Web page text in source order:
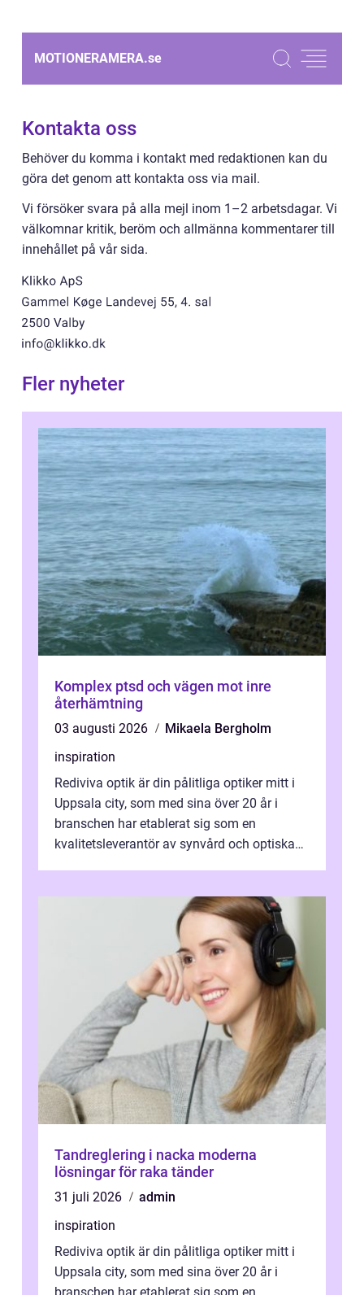
MOTIONERAMERA.se
Kontakta oss
Behöver du komma i kontakt med redaktionen kan du
göra det genom att kontakta oss via mail.
Vi försöker svara på alla mejl inom 1–2 arbetsdagar. Vi
välkomnar kritik, beröm och allmänna kommentarer till
innehållet på vår sida.
Fler nyheter
Komplex ptsd och vägen mot inre
återhämtning
03 augusti 2026
Mikaela Bergholm
inspiration
Rediviva optik är din pålitliga optiker mitt i
Uppsala city, som med sina över 20 år i
branschen har etablerat sig som en
kvalitetsleverantör av synvård och optiska
Tandreglering i nacka moderna
lösningar för raka tänder
31 juli 2026
admin
inspiration
Rediviva optik är din pålitliga optiker mitt i
Uppsala city, som med sina över 20 år i